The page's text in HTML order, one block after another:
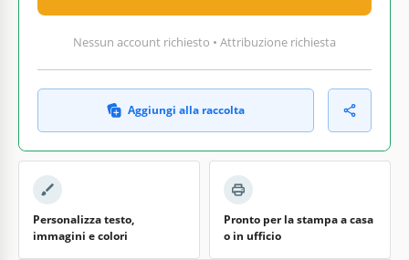
Nessun account richiesto • Attribuzione richiesta
Aggiungi alla raccolta
Personalizza testo,
immagini e colori
Pronto per la stampa a casa
o in ufficio